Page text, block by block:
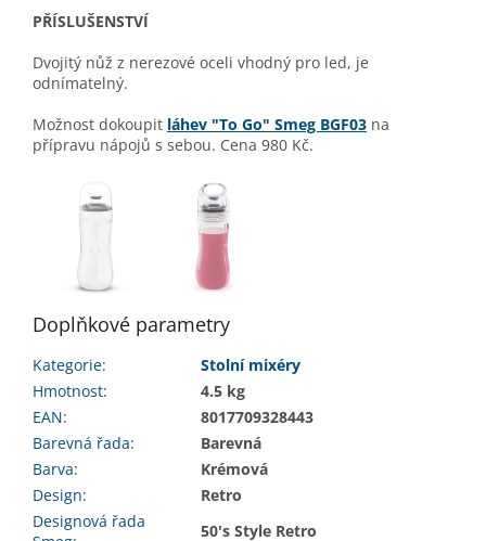
PŘÍSLUŠENSTVÍ
Dvojitý nůž z nerezové oceli vhodný pro led, je
odnímatelný.
Možnost dokoupit láhev "To Go" Smeg BGF03 na
přípravu nápojů s sebou. Cena 980 Kč.
Doplňkové parametry
Kategorie:
Stolní mixéry
Hmotnost:
4.5 kg
EAN:
8017709328443
Barevná řada:
Barevná
Barva:
Krémová
Design:
Retro
Designová řada
50's Style Retro